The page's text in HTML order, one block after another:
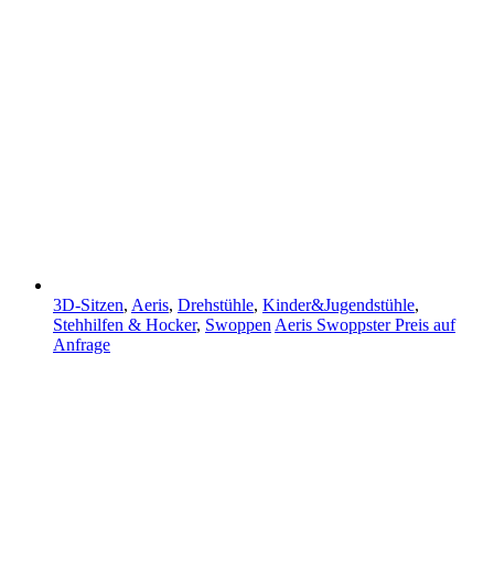
3D-Sitzen, Aeris, Drehstühle, Kinder&Jugendstühle,
Stehhilfen & Hocker, Swoppen Aeris Swoppster Preis auf
Anfrage